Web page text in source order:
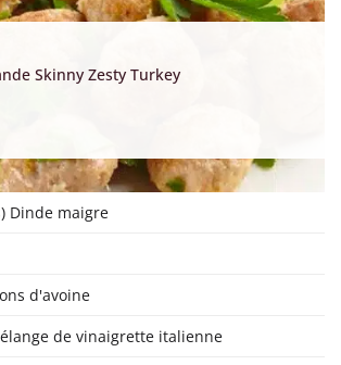
Skinny Zesty Turkey
Dinde maigre
d'avoine
de vinaigrette italienne